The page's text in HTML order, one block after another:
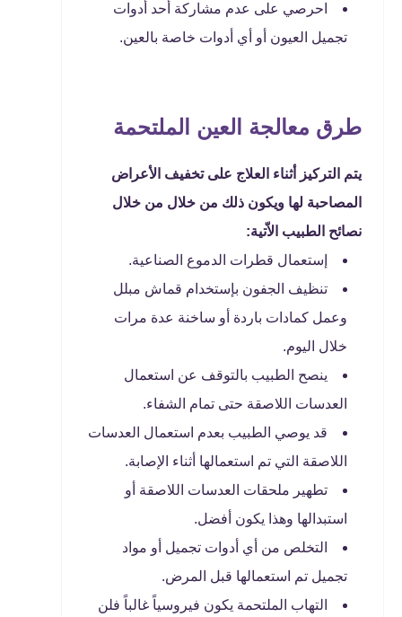
احرصي على عدم مشاركة أحد أدوات
تجميل العيون أو أي أدوات خاصة بالعين.
طرق معالجة العين الملتحمة
يتم التركيز أثناء العلاج على تخفيف الأعراض
المصاحبة لها ويكون ذلك من خلال من خلال
نصائح الطبيب الاّتية:
إستعمال قطرات الدموع الصناعية.
تنظيف الجفون بإستخدام قماش مبلل
وعمل كمادات باردة أو ساخنة عدة مرات
خلال اليوم.
ينصح الطبيب بالتوقف عن استعمال
العدسات اللاصقة حتى تمام الشفاء.
قد يوصي الطبيب بعدم استعمال العدسات
اللاصقة التي تم استعمالها أثناء الإصابة.
تطهير ملحقات العدسات اللاصقة أو
استبدالها وهذا يكون أفضل.
التخلص من أي أدوات تجميل أو مواد
تجميل تم استعمالها قبل المرض.
التهاب الملتحمة يكون فيروسياً غالباً فلن